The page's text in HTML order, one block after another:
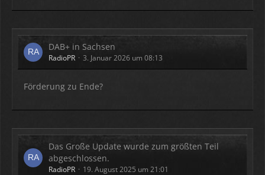
DAB+ in Sachsen
RadioPR 3. Januar 2026 um 08:13
Förderung zu Ende?
Das Große Update wurde zum größten Teil
abgeschlossen.
RadioPR 19. August 2025 um 21:01